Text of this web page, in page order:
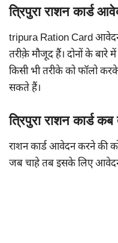
त्रिपुरा राशन कार्ड
tripura Ration Card
तरीक़े मौजूद हैं। दोनों के
किसी भी तरीके को फॉलो
सकते हैं।
त्रिपुरा राशन कार्ड
राशन कार्ड आवेदन करने की
जब चाहे तब इसके लिए